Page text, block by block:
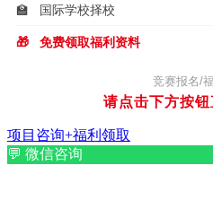
🏫 国际学校择校
🎁 免费领取福利资料
竞赛报名/
请点击下方按钮
项目咨询+福利领取
💬 微信咨询